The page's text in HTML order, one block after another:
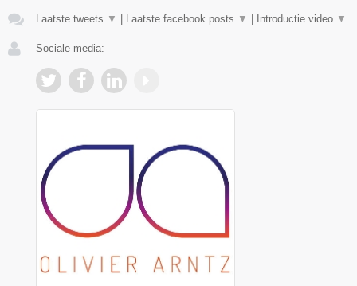
Laatste tweets ▼ Laatste facebook posts ▼ Introductie video ▼
Sociale media: